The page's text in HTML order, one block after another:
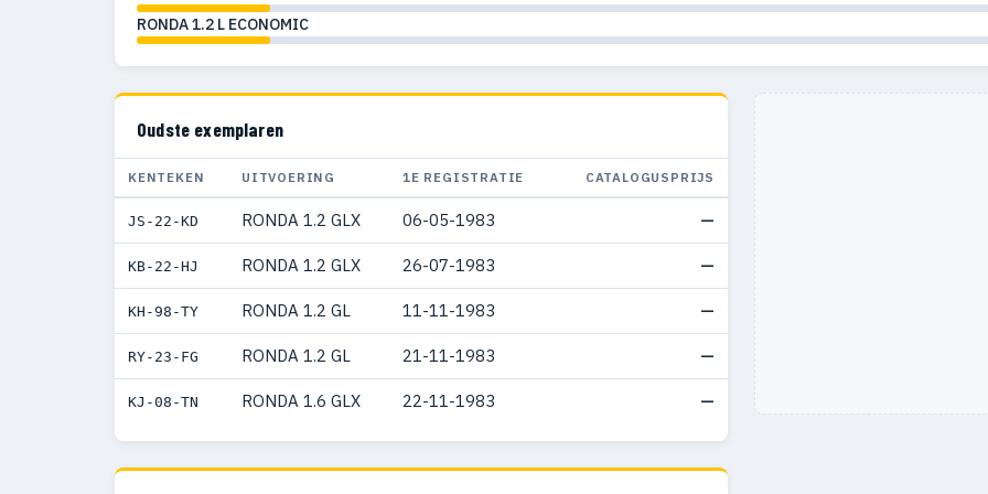
RONDA 1.2 L ECONOMIC
Oudste exemplaren
KENTEKEN UITVOERING 1E REGISTRATIE CATALOGUSPRIJS
JS-22-KD RONDA 1.2 GLX 06-05-1983 —
KB-22-HJ RONDA 1.2 GLX 26-07-1983 —
KH-98-TY RONDA 1.2 GL 11-11-1983 —
RY-23-FG RONDA 1.2 GL 21-11-1983 —
KJ-08-TN RONDA 1.6 GLX 22-11-1983 —